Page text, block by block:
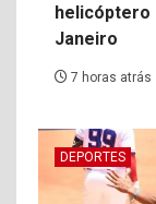
helicóptero
Janeiro
7 horas atrás
DEPORTES